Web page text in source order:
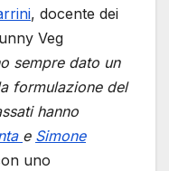
, docente dei
Veg
sempre dato un
formulazione del
hanno
e Simone
uno